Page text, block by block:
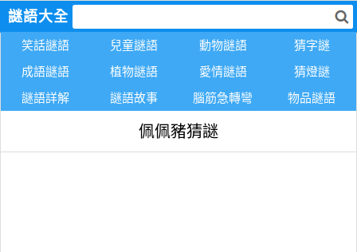
謎語大全
笑話謎語 兒童謎語 動物謎語
猜字謎
成語謎語
植物謎語 愛情謎語
猜燈謎
謎語詳解
謎語故事 腦筋急轉彎 物品謎語
佩佩豬猜謎